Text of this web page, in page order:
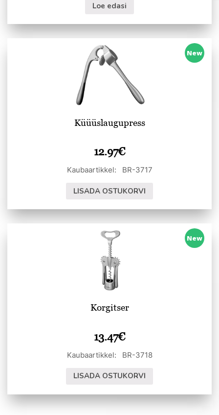
Loe edasi
New
Küüüslaugupress
12.97€
Kaubaartikkel: BR-3717
LISADA OSTUKORVI
New
Korgitser
13.47€
Kaubaartikkel: BR-3718
LISADA OSTUKORVI